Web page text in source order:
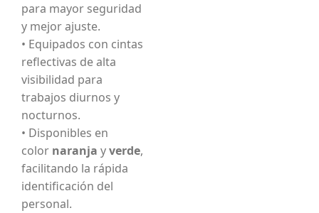
para mayor seguridad
y mejor ajuste.
• Equipados con cintas
reflectivas de alta
visibilidad para
trabajos diurnos y
nocturnos.
• Disponibles en
color naranja yverde,
facilitando la rápida
identificación del
personal.